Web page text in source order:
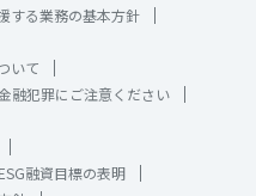
する業務の基本方針
いて
融犯罪にご注意ください
ESG融資目標の表明